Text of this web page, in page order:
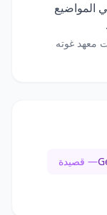
المواضيع
معهد غوته
— قصيدة